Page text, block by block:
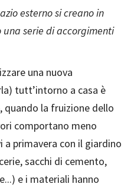
esterno si creano in
serie di accorgimenti
una nuova
tutt’intorno a casa è
, quando la fruizione dello
comportano meno
primavera con il giardino
sacchi di cemento,
e i materiali hanno